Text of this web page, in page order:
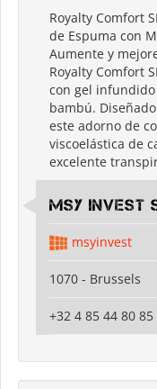
Royalty Comfort
de Espuma con
Aumente y
Royalty Comfort
con gel
bambú.
este adorno de
viscoelástica de
excelente
MSY INVEST
msyinvest
1070 - Brussels
+32 4 85 44 80 85